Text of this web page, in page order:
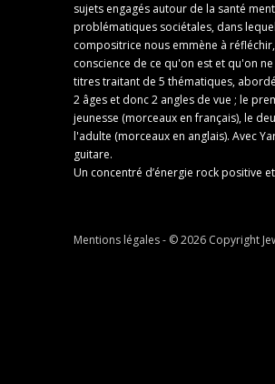
sujets engagés autour de la santé
problématiques sociétales, dans
compositrice nous emmène à
conscience de ce qu'on est et qu'on
titres traitant de 5 thématiques,
2 âges et donc 2 angles de vue ; le
jeunesse (morceaux en français), le
l'adulte (morceaux en anglais). Avec
guitare.
Un concentré d’énergie rock positive
Mentions légales- © 2026 Copyright